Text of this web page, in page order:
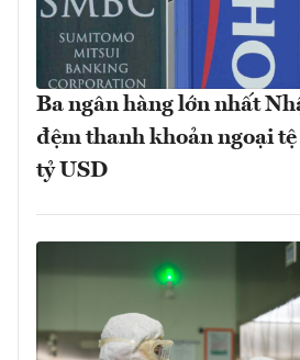
Ba ngân hàng lớn nhất
đệm thanh khoản ngoại
tỷ USD